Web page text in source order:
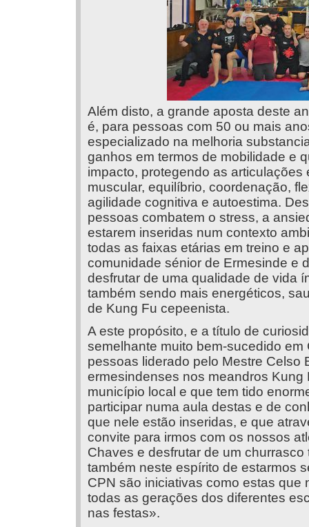
Além disto, a grande aposta deste
é, para pessoas com 50 ou mais
especializado na melhoria
ganhos em termos de mobilidade e
impacto, protegendo as
muscular, equilíbrio, coordenação,
agilidade cognitiva e autoestima.
pessoas combatem o stress, a
estarem inseridas num contexto
todas as faixas etárias em treino e
comunidade sénior de Ermesinde e
desfrutar de uma qualidade de vida
também sendo mais energéticos,
de Kung Fu cepeenista.
A este propósito, e a título de
semelhante muito bem-sucedido
pessoas liderado pelo Mestre Celso
ermesindenses nos meandros
município local e que tem tido
participar numa aula destas e de
que nele estão inseridas, e que
convite para irmos com os nossos
Chaves e desfrutar de um
também neste espírito de estarmos
CPN são iniciativas como estas
todas as gerações dos diferentes
nas festas».